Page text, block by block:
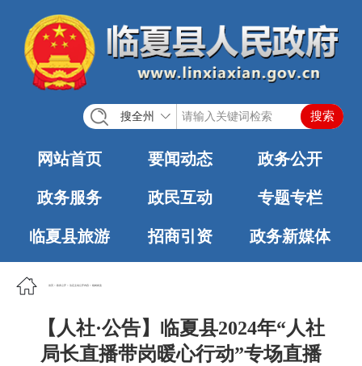
搜全州
网站首页 要闻动态 政务公开
政务服务 政民互动 专题专栏
临夏县旅游 招商引资 政务新媒体
首页 政务公开 法定主动公开内容 稳岗就业
【人社·公告】临夏县2024年“人社
局长直播带岗暖心行动”专场直播